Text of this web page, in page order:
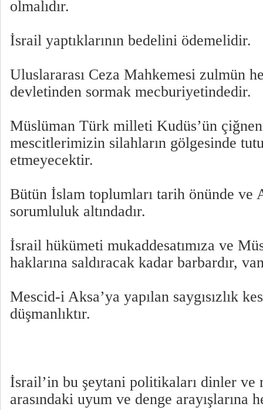
olmalıdır.
İsrail yaptıklarının bedelini ödemelidir.
Uluslararası Ceza Mahkemesi zulmün
devletinden sormak mecburiyetindedir.
Müslüman Türk milleti Kudüs’ün
mescitlerimizin silahların gölgesinde
etmeyecektir.
Bütün İslam toplumları tarih önünde ve
sorumluluk altındadır.
İsrail hükümeti mukaddesatımıza ve
haklarına saldıracak kadar barbardır,
Mescid-i Aksa’ya yapılan saygısızlık
düşmanlıktır.
İsrail’in bu şeytani politikaları dinler ve
arasındaki uyum ve denge arayışlarına